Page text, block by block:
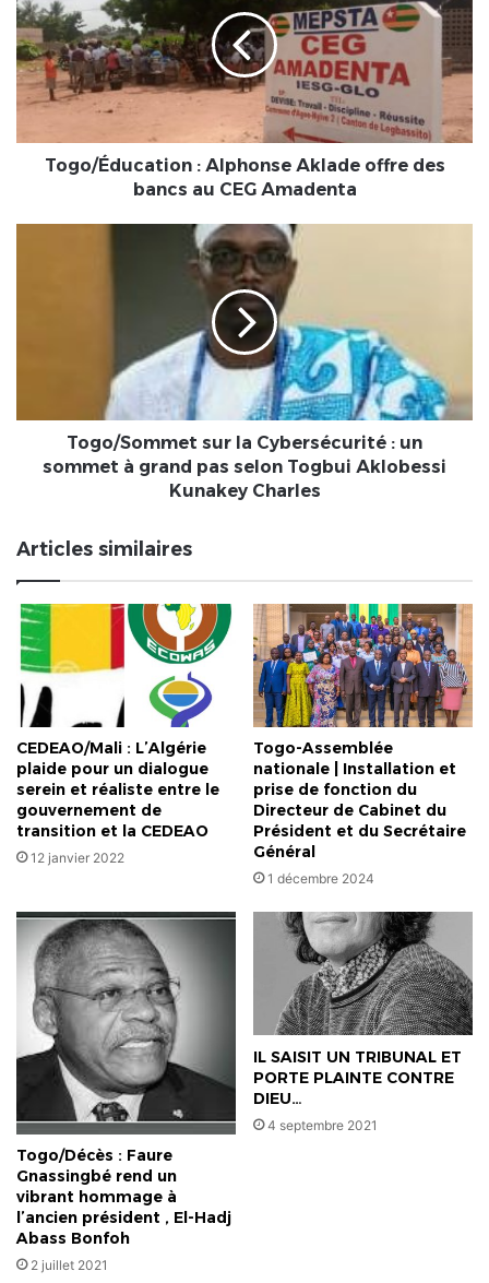
Alphonse
Aklade
offre
des
au
Togo/Éducation : Alphonse Aklade offre des
bancs au CEG Amadenta
grand
selon
Charles
Togo/Sommet sur la Cybersécurité : un
sommet à grand pas selon Togbui Aklobessi
Kunakey Charles
Articles similaires
CEDEAO/Mali : L’Algérie
plaide pour un dialogue
serein et réaliste entre le
gouvernement de
transition et la CEDEAO
12 janvier 2022
Togo-Assemblée
nationale | Installation et
prise de fonction du
Directeur de Cabinet du
Président et du Secrétaire
Général
1 décembre 2024
Togo/Décès : Faure
Gnassingbé rend un
vibrant hommage à
l’ancien président , El-Hadj
Abass Bonfoh
2 juillet 2021
IL SAISIT UN TRIBUNAL ET
PORTE PLAINTE CONTRE
DIEU…
4 septembre 2021